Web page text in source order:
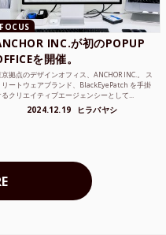
FOCUS
INC.が初のPOPUP
を開催。
拠点のデザインオフィス、ANCHOR INC.。 ス
リートウェアブランド、BlackEyePatch を手掛
るクリエイティブエージェンシーとして...
2024.12.19 ヒラバヤシ